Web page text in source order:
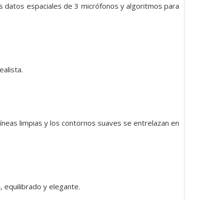
datos espaciales de 3 micrófonos y algoritmos para
limpias y los contornos suaves se entrelazan en
equilibrado y elegante.